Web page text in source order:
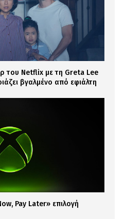
του Netflix με τη Greta Lee
βγαλμένο από εφιάλτη
Pay Later» επιλογή